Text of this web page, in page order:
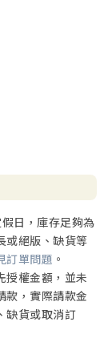
章 21–31 節為
對立？ 208
24 節為例 230
日，庫存足夠為
或絕版、缺貨等
訂單問題 。
授權金額，並未
款，實際請款金
缺貨或取消訂